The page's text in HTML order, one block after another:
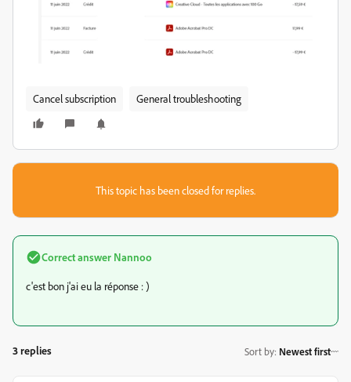
Cancel subscription General troubleshooting
This topic has been closed for replies.
Correct answer Nannoo
c'est bon j'ai eu la réponse : )
3 replies Sort by: Newest first